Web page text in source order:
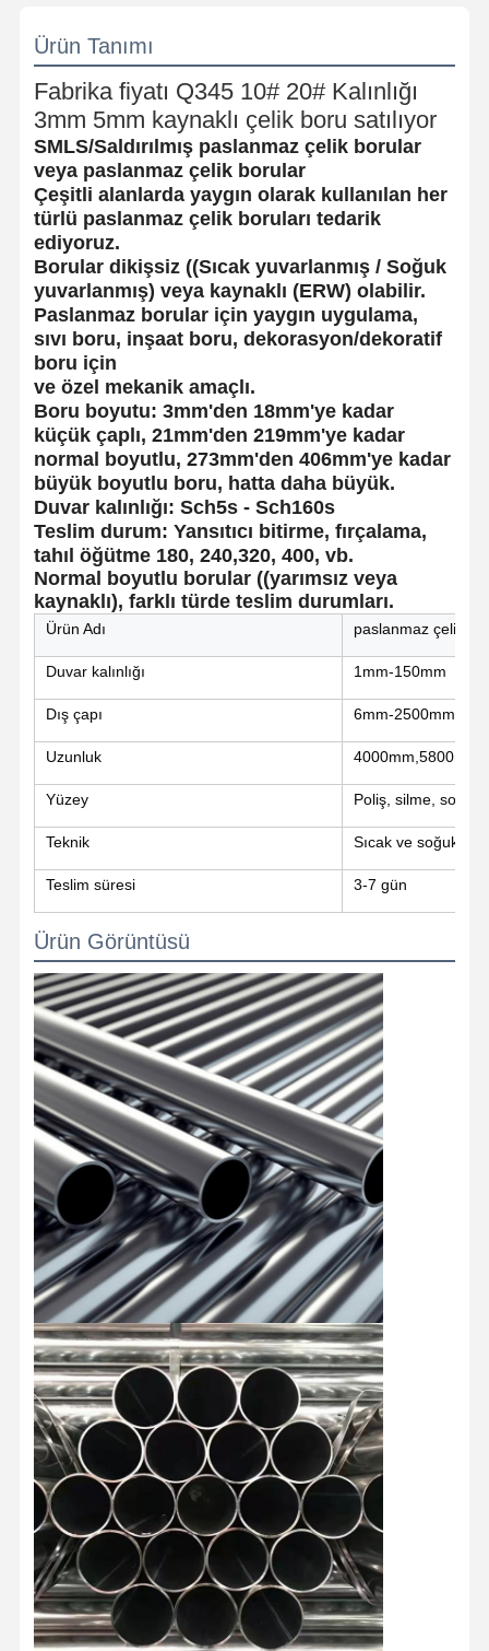
Ana Sayfa Ürünler Hakkımızda Fabrika Turu
Kalite Kontrol Bize Ulaşın Haberler
Kaynatılmış çelik borular
Dikişsiz Çelik Borular
Paslanmaz Çelik Borular
Kesin çelik borular
Galvanizli bobinler
sıcak haddelenmiş rulolar
Soğuk olarak yuvarlanmış bobinler
Renkli kaplama bobinleri
Ürün Tanımı
Fabrika fiyatı Q345 10# 20# Kalınlığı
3mm 5mm kaynaklı çelik boru satılıyor
SMLS/Saldırılmış paslanmaz çelik borular
veya paslanmaz çelik borular
Çeşitli alanlarda yaygın olarak kullanılan her
türlü paslanmaz çelik boruları tedarik
ediyoruz.
Borular dikişsiz ((Sıcak yuvarlanmış / Soğuk
yuvarlanmış) veya kaynaklı (ERW) olabilir.
Paslanmaz borular için yaygın uygulama,
sıvı boru, inşaat boru, dekorasyon/dekoratif
boru için
ve özel mekanik amaçlı.
Boru boyutu: 3mm'den 18mm'ye kadar
küçük çaplı, 21mm'den 219mm'ye kadar
normal boyutlu, 273mm'den 406mm'ye kadar
büyük boyutlu boru, hatta daha büyük.
Duvar kalınlığı: Sch5s - Sch160s
Teslim durum: Yansıtıcı bitirme, fırçalama,
tahıl öğütme 180, 240,320, 400, vb.
Normal boyutlu borular ((yarımsız veya
kaynaklı), farklı türde teslim durumları.
Ürün Adı paslanmaz çelik
Duvar kalınlığı 1mm-150mm
Dış çapı 6mm-2500mm
Uzunluk
Yüzey Poliş, silme,
Teknik Sıcak ve soğuk
Teslim süresi 3-7 gün
Ürün Görüntüsü